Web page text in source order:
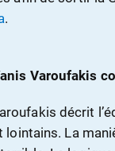
.
Varoufakis
décrit
La